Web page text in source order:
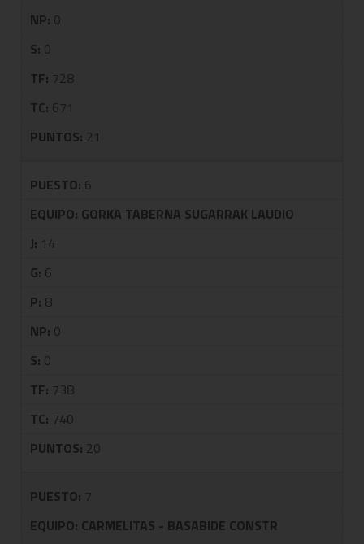
NP: 0
S: 0
TF: 728
TC: 671
PUNTOS: 21
PUESTO: 6
EQUIPO: GORKA TABERNA SUGARRAK LAUDIO
J: 14
G: 6
P: 8
NP: 0
S: 0
TF: 738
TC: 740
PUNTOS: 20
PUESTO: 7
EQUIPO: CARMELITAS - BASABIDE CONSTR